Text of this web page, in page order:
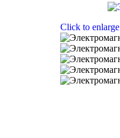
Click to enlarge